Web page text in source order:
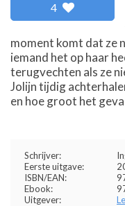
4
moment komt dat ze
iemand het op haar
terugvechten als ze
Jolijn tijdig
en hoe groot het
Schrijver:
Eerste uitgave:
ISBN/EAN:
Ebook:
Uitgever: